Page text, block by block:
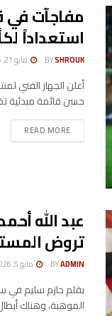
مفاجآت في
استعداداً
BYSHROUK مايو 21, 2026
أعلن الجهاز الفني
حسن قائمة مبدئية تضم 27 لاعباً على أن يتم
READ MORE
DETAILS
عبد الله
تروض
BYADMIN مايو 5, 2026
بقلم حازم سليم ​في
الموهبة، وهناك